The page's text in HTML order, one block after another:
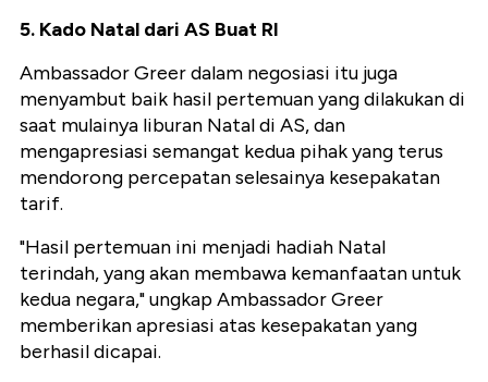
5. Kado Natal dari AS Buat RI
Ambassador Greer dalam negosiasi itu juga
menyambut baik hasil pertemuan yang dilakukan di
saat mulainya liburan Natal di AS, dan
mengapresiasi semangat kedua pihak yang terus
mendorong percepatan selesainya kesepakatan
tarif.
"Hasil pertemuan ini menjadi hadiah Natal
terindah, yang akan membawa kemanfaatan untuk
kedua negara," ungkap Ambassador Greer
memberikan apresiasi atas kesepakatan yang
berhasil dicapai.